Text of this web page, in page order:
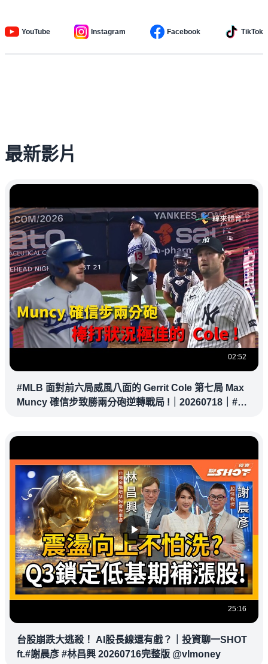
YouTube Instagram Facebook TikTok
最新影片
02:52
#MLB 面對前六局威風八面的 Gerrit Cole 第七局 Max
Muncy 確信步致勝兩分砲逆轉戰局 !｜20260718｜#洛
25:16
台股崩跌大逃殺！ AI股長線還有戲？｜投資聊一SHOT
ft.#謝晨彥 #林昌興 20260716完整版 @vlmoney